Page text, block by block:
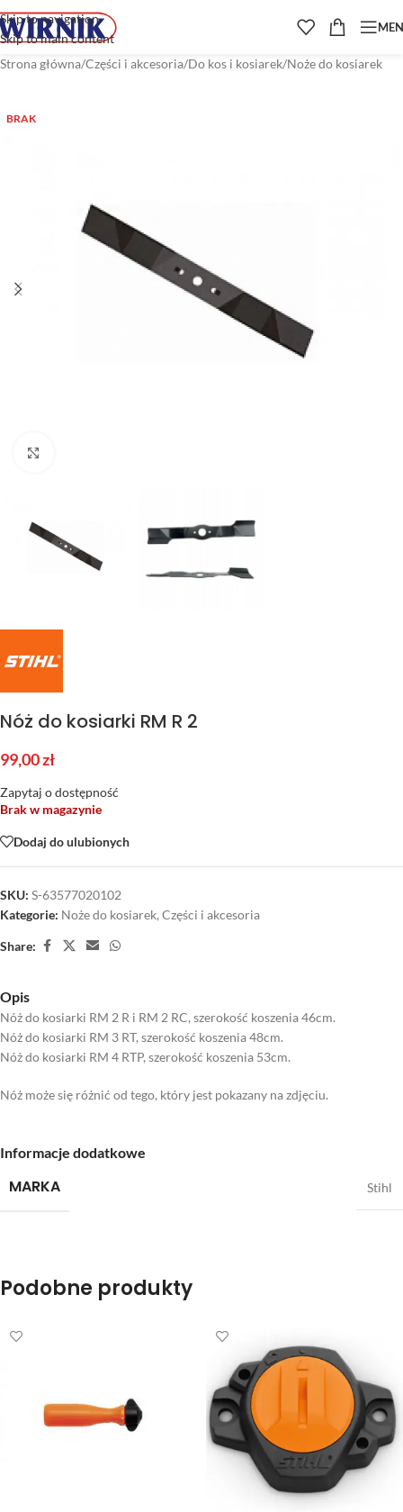
Skip to navigation
Skip to main content
Strona główna/Części i akcesoria/Do kos i kosiarek/Noże do kosiarek
BRAK
Nóż do kosiarki RM R 2
99,00zł
Zapytaj o dostępność
Brak w magazynie
Dodaj do ulubionych
SKU: S-63577020102
Kategorie: Noże do kosiarek, Części i akcesoria
Share:
Opis
Nóż do kosiarki RM 2 R i RM 2 RC, szerokość koszenia 46cm.
Nóż do kosiarki RM 3 RT, szerokość koszenia 48cm.
Nóż do kosiarki RM 4 RTP, szerokość koszenia 53cm.
Nóż może się różnić od tego, który jest pokazany na zdjęciu.
Informacje dodatkowe
MARKA Stihl
Podobne produkty